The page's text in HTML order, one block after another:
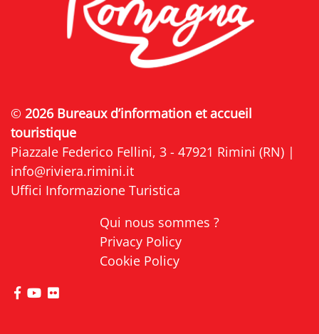
© 2026 Bureaux d’information et accueil
touristique
Piazzale Federico Fellini, 3 - 47921 Rimini (RN) |
info@riviera.rimini.it
Uffici Informazione Turistica
Qui nous sommes ?
Privacy Policy
Cookie Policy
Visitez la page Facebook de Riviera di Rimini
Visitez la page YouTube de Riviera di Rimini
Visitez la page Flickr de Riviera di Rimini